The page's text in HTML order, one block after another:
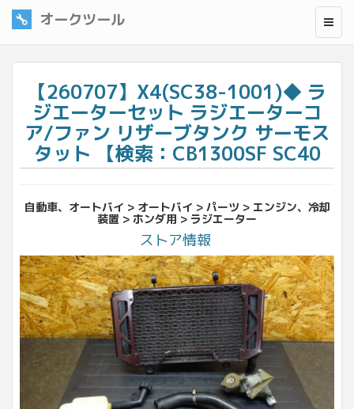
オークツール
【260707】X4(SC38-1001)◆ ラ
ジエーターセット ラジエーターコ
ア/ファン リザーブタンク サーモス
タット 【検索：CB1300SF SC40
自動車、オートバイ > オートバイ > パーツ > エンジン、冷却
装置 > ホンダ用 > ラジエーター
ストア情報